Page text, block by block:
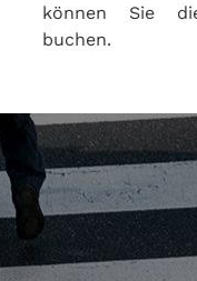
können Sie
buchen.